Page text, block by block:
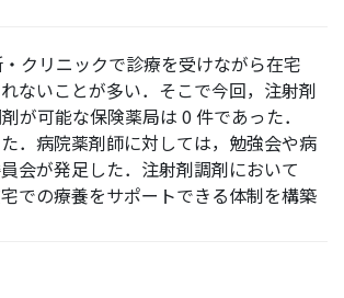
クリニックで診療を受けながら在宅
ないことが多い．そこで今回，注射剤
可能な保険薬局は 0 件であった．
．病院薬剤師に対しては，勉強会や病
会が発足した．注射剤調剤において
での療養をサポートできる体制を構築